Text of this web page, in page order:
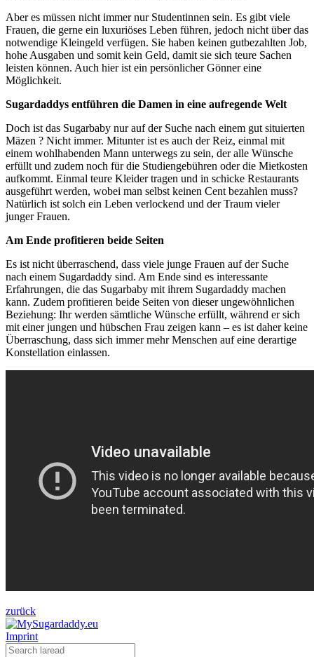
Aber es müssen nicht immer nur Studentinnen sein. Es gibt viele
Frauen, die gerne ein luxuriöses Leben führen, jedoch nicht über das
notwendige Kleingeld verfügen. Sie haben keinen gutbezahlten Job,
hohe Ausgaben und somit kein Geld, damit sie sich teure Sachen
leisten können. Auch hier ist ein persönlicher Gönner eine
Möglichkeit.
Sugardaddys entführen die Damen in eine aufregende Welt
Doch ist das Sugarbaby nur auf der Suche nach einem gut situierten
Mäzen ? Nicht immer. Mitunter ist es auch der Reiz, einmal mit
einem wohlhabenden Mann unterwegs zu sein, der alle Wünsche
erfüllt und zudem noch für die Studiengebühren oder die Mietkosten
aufkommt. Einmal teure Kleider tragen und in schicke Restaurants
ausgeführt werden, wobei man selbst keinen Cent bezahlen muss?
Natürlich ist solch ein Leben verlockend und der Traum vieler
junger Frauen.
Am Ende profitieren beide Seiten
Es ist nicht überraschend, dass viele junge Frauen auf der Suche
nach einem Sugardaddy sind. Am Ende sind es interessante
Erfahrungen, die das Sugarbaby mit ihrem Sugardaddy machen
kann. Zudem profitieren beide Seiten von dieser ungewöhnlichen
Beziehung: Ihr werden sämtliche Wünsche erfüllt, während er sich
mit einer jungen und hübschen Frau zeigen kann – es ist daher keine
Überraschung, dass sich immer mehr Menschen auf eine derartige
Konstellation einlassen.
zurück
Imprint